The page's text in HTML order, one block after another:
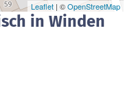
Leaflet | ©OpenStreetMap
in Winden